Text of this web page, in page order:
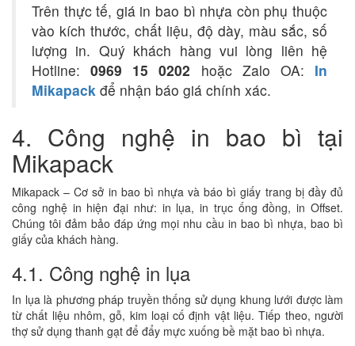
Trên thực tế, giá in bao bì nhựa còn phụ thuộc
vào kích thước, chất liệu, độ dày, màu sắc, số
lượng in. Quý khách hàng vui lòng liên hệ
Hotline:0969 15 0202 hoặc Zalo OA: In
Mikapack để nhận báo giá chính xác.
4. Công nghệ in bao bì tại
Mikapack
Mikapack – Cơ sở in bao bì nhựa và báo bì giấy trang bị đầy đủ
công nghệ in hiện đại như: in lụa, in trục ống đồng, in Offset.
Chúng tôi đảm bảo đáp ứng mọi nhu cầu in bao bì nhựa, bao bì
giấy của khách hàng.
4.1. Công nghệ in lụa
In lụa là phương pháp truyền thống sử dụng khung lưới được làm
từ chất liệu nhôm, gỗ, kim loại cố định vật liệu. Tiếp theo, người
thợ sử dụng thanh gạt để đẩy mực xuống bề mặt bao bì nhựa.